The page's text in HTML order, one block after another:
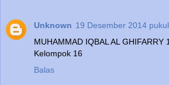
Unknown 19 Desember 2014
MUHAMMAD IQBAL AL GHIFARRY
Kelompok 16
Balas